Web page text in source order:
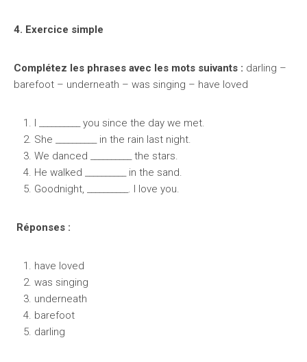
4. Exercice simple
Complétez les phrases avec les mots suivants : darling –
barefoot – underneath – was singing – have loved
I __________ you since the day we met.
She __________ in the rain last night.
We danced __________ the stars.
He walked __________ in the sand.
Goodnight, __________. I love you.
Réponses :
have loved
was singing
underneath
barefoot
darling